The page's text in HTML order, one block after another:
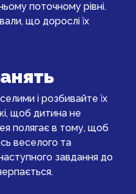
поточному рівні.
що дорослі їх
і розбивайте їх
щоб дитина не
полягає в тому, щоб
веселого та
завдання до